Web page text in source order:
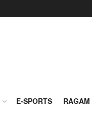
E-SPORTS RAGAM